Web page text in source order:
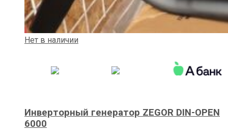
Нет в наличии
Инверторный генератор ZEGOR DIN-OPEN
6000